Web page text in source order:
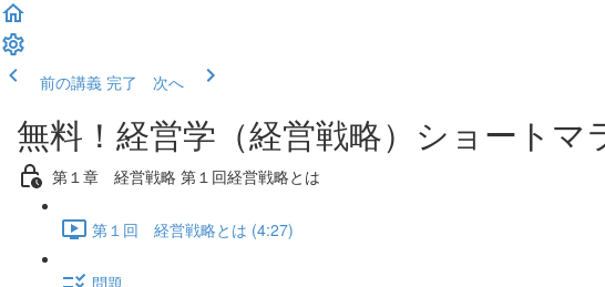
前の講義 完了 次へ
無料！経営学（経営戦略）ショートマ
第１章 経営戦略 第１回経営戦略とは
第１回 経営戦略とは (4:27)
問題